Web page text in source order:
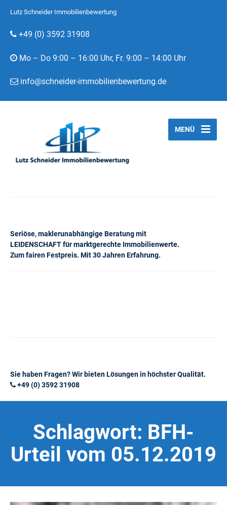
Lutz Schneider Immobilienbewertung
+49 (0) 3592 31908
Mo – Do 9:00 – 16:00 Uhr, Fr. 9:00 – 14:00 Uhr
info@schneider-immobilienbewertung.de
Seriöse, maklerunabhängige Beratung mit
LEIDENSCHAFT für marktgerechte Immobilienwerte.
Zum fairen Festpreis. Mit 30 Jahren Erfahrung.
MENÜ
Sie haben Fragen? Wir bieten Lösungen in höchster Qualität.
+49 (0) 3592 31908
Schlagwort: BFH-
Urteil vom 05.12.2019